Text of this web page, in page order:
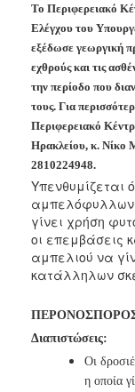
Επιτροπές
Αγροτική
Ανάπτυξη
Προσχολική
Αγωγή
Κοιμητήρια
Κέντρο
ΤΟΠΟΣ
Το Περιφερειακό
Ελέγχου του
εξέδωσε γεωργική
εχθρούς και τις
την περίοδο που
τους. Για
Περιφερειακό
Ηρακλείου, κ. Νίκο
2810224948.
Υπενθυμίζεται
αμπελόφυλλων
γίνει χρήση
οι επεμβάσεις
αμπελιού να
κατάλληλων
Διαπιστώσεις:
Οι
η οποία